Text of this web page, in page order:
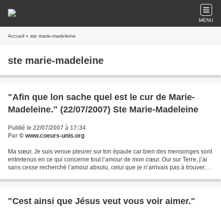
MENU
Accueil » ste marie-madeleine
ste marie-madeleine
"Afin que lon sache quel est le cur de Marie-
Madeleine." (22/07/2007) Ste Marie-Madeleine
Publié le 22/07/2007 à 17:34
Par © www.coeurs-unis.org
Ma sœur, Je suis venue pleurer sur ton épaule car bien des mensonges sont
entretenus en ce qui concerne tout l’amour de mon cœur. Oui sur Terre, j’ai
sans cesse recherché l’amour absolu, celui que je n’arrivais pas à trouver.
"Cest ainsi que Jésus veut vous voir aimer."